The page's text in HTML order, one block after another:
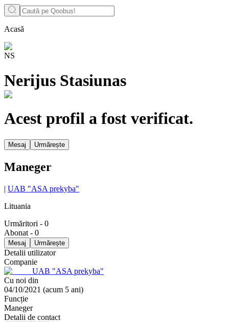
Acasă
NS
Nerijus Stasiunas
Acest profil a fost verificat.
Mesaj Urmărește
Maneger
| UAB "ASA prekyba"
Lituania
Urmăritori - 0
Abonat - 0
Mesaj Urmărește
Detalii utilizator
Companie
UAB "ASA prekyba"
Cu noi din
04/10/2021 (acum 5 ani)
Funcție
Maneger
Detalii de contact